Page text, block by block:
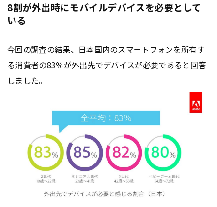
8割が外出時にモバイルデバイスを必要として
いる
今回の調査の結果、日本国内のスマートフォンを所有す
る消費者の83％が外出先でデバイスが必要であると回答
しました。